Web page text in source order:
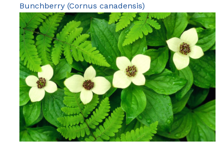
Bunchberry (Cornus canadensis)